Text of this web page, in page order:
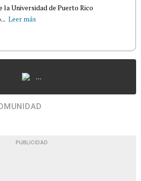
la Universidad de Puerto Rico
Leer más
...
PUBLICIDAD